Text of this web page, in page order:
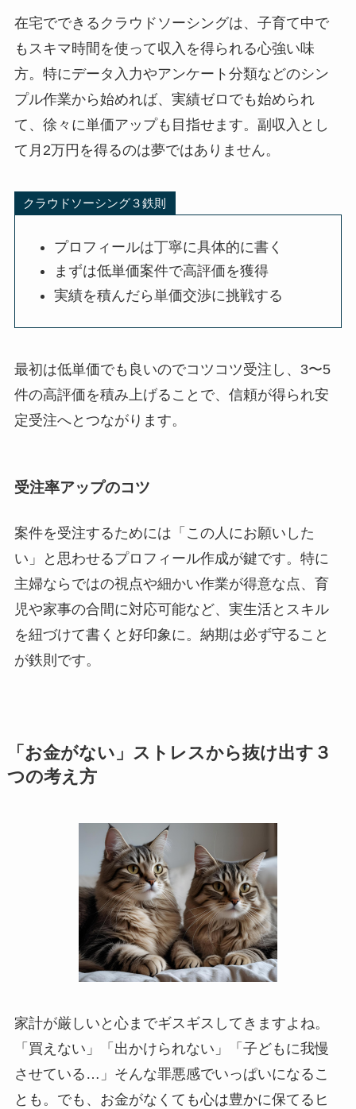
在宅でできるクラウドソーシングは、子育て中で
もスキマ時間を使って収入を得られる心強い味
方。特にデータ入力やアンケート分類などのシン
プル作業から始めれば、実績ゼロでも始められ
て、徐々に単価アップも目指せます。副収入とし
て月2万円を得るのは夢ではありません。
クラウドソーシング３鉄則
プロフィールは丁寧に具体的に書く
まずは低単価案件で高評価を獲得
実績を積んだら単価交渉に挑戦する
最初は低単価でも良いのでコツコツ受注し、3〜5
件の高評価を積み上げることで、信頼が得られ安
定受注へとつながります。
受注率アップのコツ
案件を受注するためには「この人にお願いした
い」と思わせるプロフィール作成が鍵です。特に
主婦ならではの視点や細かい作業が得意な点、育
児や家事の合間に対応可能など、実生活とスキル
を紐づけて書くと好印象に。納期は必ず守ること
が鉄則です。
「お金がない」ストレスから抜け出す３
つの考え方
家計が厳しいと心までギスギスしてきますよね。
「買えない」「出かけられない」「子どもに我慢
させている…」そんな罪悪感でいっぱいになるこ
とも。でも、お金がなくても心は豊かに保てるヒ